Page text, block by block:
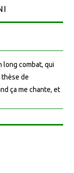
long combat, qui
thèse de
ça me chante, et